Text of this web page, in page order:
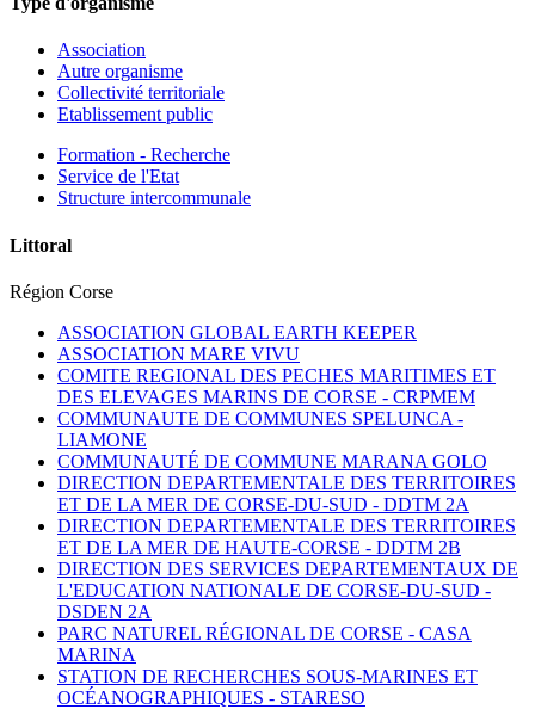
Association
Autre organisme
Collectivité territoriale
Etablissement public
Formation - Recherche
Service de l'Etat
Structure intercommunale
Littoral
Région Corse
ASSOCIATION GLOBAL EARTH KEEPER
ASSOCIATION MARE VIVU
COMITE REGIONAL DES PECHES MARITIMES ET
DES ELEVAGES MARINS DE CORSE - CRPMEM
COMMUNAUTE DE COMMUNES SPELUNCA -
LIAMONE
COMMUNAUTÉ DE COMMUNE MARANA GOLO
DIRECTION DEPARTEMENTALE DES TERRITOIRES
ET DE LA MER DE CORSE-DU-SUD - DDTM 2A
DIRECTION DEPARTEMENTALE DES TERRITOIRES
ET DE LA MER DE HAUTE-CORSE - DDTM 2B
DIRECTION DES SERVICES DEPARTEMENTAUX DE
L'EDUCATION NATIONALE DE CORSE-DU-SUD -
DSDEN 2A
PARC NATUREL RÉGIONAL DE CORSE - CASA
MARINA
STATION DE RECHERCHES SOUS-MARINES ET
OCÉANOGRAPHIQUES - STARESO